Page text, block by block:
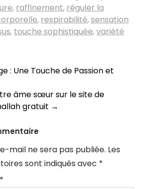
, raffinement, réguler la
, respirabilité,sensation
, touche sophistiquée,variété
: Une Touche de Passion et
âme sœur sur le site de
gratuit →
mail ne sera pas publiée. Les
sont indiqués avec *
*